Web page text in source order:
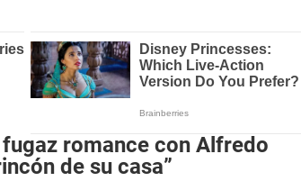
romance con Alfredo
de su casa”